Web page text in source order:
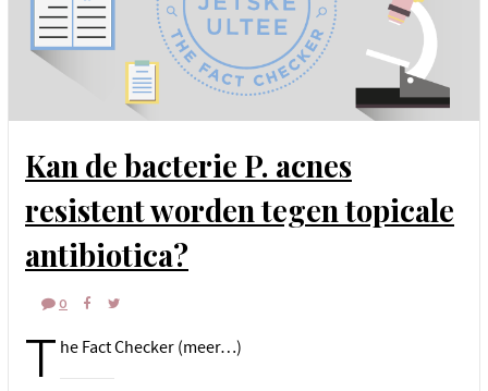
Kan de bacterie P. acnes
resistent worden tegen topicale
antibiotica?
0
T he Fact Checker (meer…)